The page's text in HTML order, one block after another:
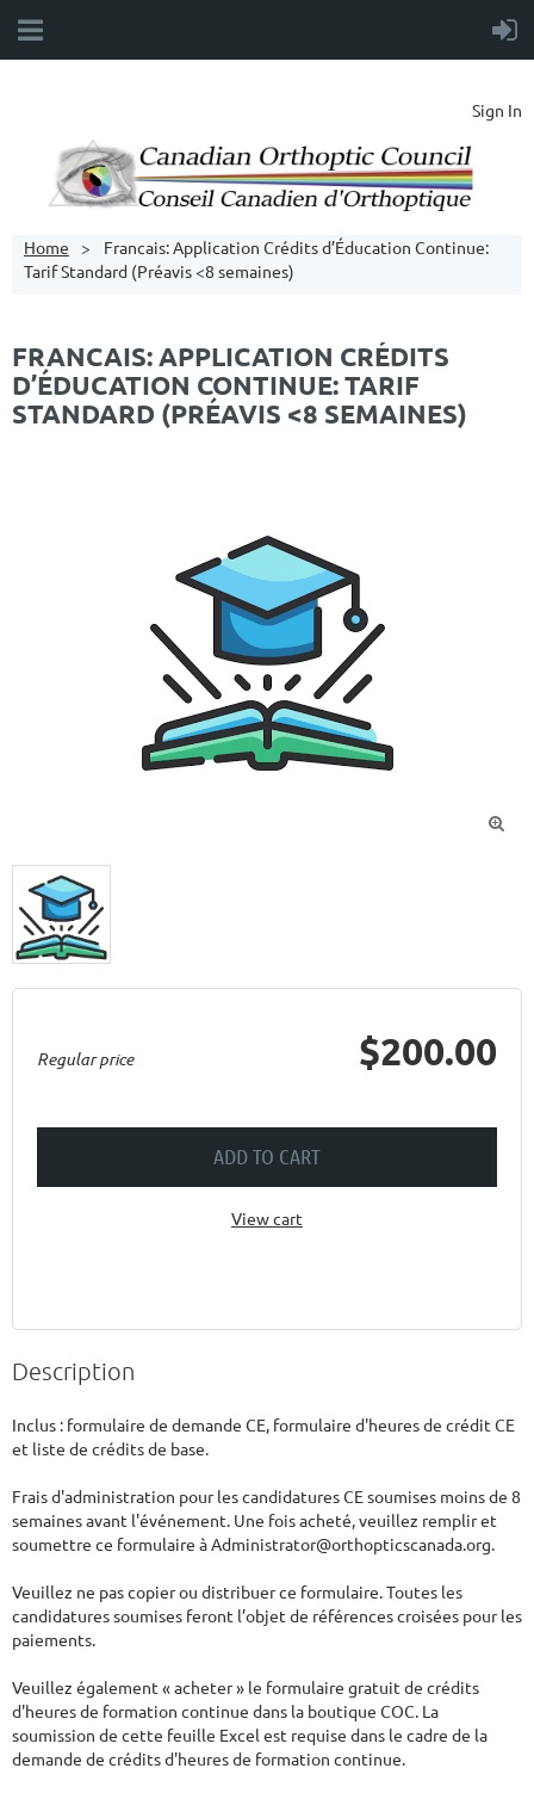
Sign In
Home
Francais: Application Crédits d’Éducation Continue:
Tarif Standard (Préavis <8 semaines)
FRANCAIS: APPLICATION CRÉDITS
D’ÉDUCATION CONTINUE: TARIF
STANDARD (PRÉAVIS <8 SEMAINES)

Regular price $200.00
ADD TO CART
View cart
Description
Inclus : formulaire de demande CE, formulaire d'heures de crédit CE
et liste de crédits de base.
Frais d'administration pour les candidatures CE soumises moins de 8
semaines avant l'événement. Une fois acheté, veuillez remplir et
soumettre ce formulaire à Administrator@orthopticscanada.org.
Veuillez ne pas copier ou distribuer ce formulaire. Toutes les
candidatures soumises feront l’objet de références croisées pour les
paiements.
Veuillez également « acheter » le formulaire gratuit de crédits
d'heures de formation continue dans la boutique COC. La
soumission de cette feuille Excel est requise dans le cadre de la
demande de crédits d'heures de formation continue.